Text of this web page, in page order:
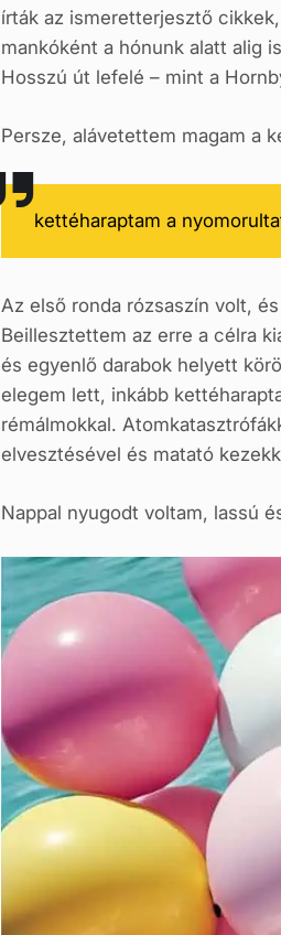
írták az ismeretterjesztő
mankóként a hónunk alatt alig
Hosszú út lefelé – mint a
Persze, alávetettem magam a
kettéharaptam a
Az első ronda rózsaszín volt,
Beillesztettem az erre a célra
és egyenlő darabok helyett
elegem lett, inkább
rémálmokkal.
elvesztésével és matató
Nappal nyugodt voltam, lassú